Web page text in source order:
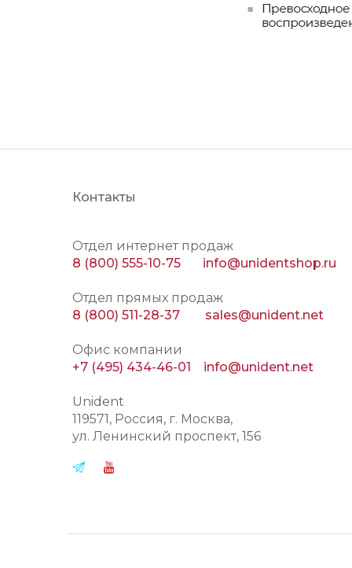
Контакты
Отдел интернет продаж
8 (800) 555-10-75
info@unidentshop.ru
Отдел прямых продаж
8 (800) 511-28-37
sales@unident.net
Офис компании
+7 (495) 434-46-01
info@unident.net
Unident
119571, Россия, г. Москва,
ул. Ленинский проспект, 156